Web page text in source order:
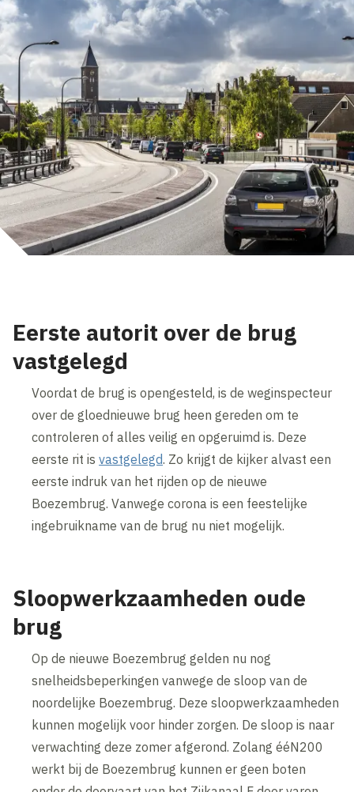
Eerste autorit over de brug
vastgelegd
Voordat de brug is opengesteld, is de weginspecteur
over de gloednieuwe brug heen gereden om te
controleren of alles veilig en opgeruimd is. Deze
eerste rit isvastgelegd. Zo krijgt de kijker alvast een
eerste indruk van het rijden op de nieuwe
Boezembrug. Vanwege corona is een feestelijke
ingebruikname van de brug nu niet mogelijk.
Sloopwerkzaamheden oude
brug
Op de nieuwe Boezembrug gelden nu nog
snelheidsbeperkingen vanwege de sloop van de
noordelijke Boezembrug. Deze sloopwerkzaamheden
kunnen mogelijk voor hinder zorgen. De sloop is naar
verwachting deze zomer afgerond. Zolang ééN200
werkt bij de Boezembrug kunnen er geen boten